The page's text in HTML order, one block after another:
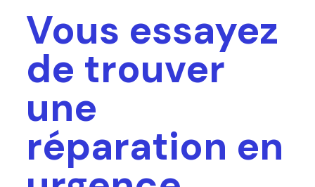
Vous essayez
de trouver
une
réparation en